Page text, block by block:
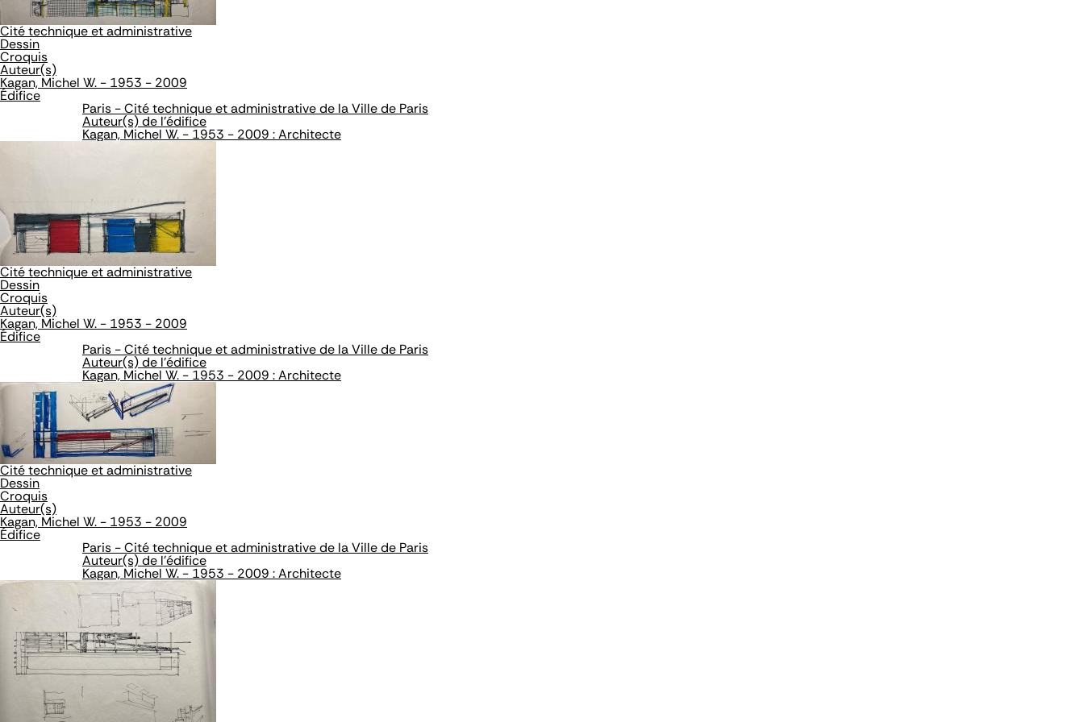
Cité technique et administrative
Dessin
Croquis
Auteur(s)
Kagan, Michel W. - 1953 - 2009
Édifice
Paris - Cité technique et administrative de la Ville de Paris
Auteur(s) de l'édifice
Kagan, Michel W. - 1953 - 2009 : Architecte
Cité technique et administrative
Dessin
Croquis
Auteur(s)
Kagan, Michel W. - 1953 - 2009
Édifice
Paris - Cité technique et administrative de la Ville de Paris
Auteur(s) de l'édifice
Kagan, Michel W. - 1953 - 2009 : Architecte
Cité technique et administrative
Dessin
Croquis
Auteur(s)
Kagan, Michel W. - 1953 - 2009
Édifice
Paris - Cité technique et administrative de la Ville de Paris
Auteur(s) de l'édifice
Kagan, Michel W. - 1953 - 2009 : Architecte